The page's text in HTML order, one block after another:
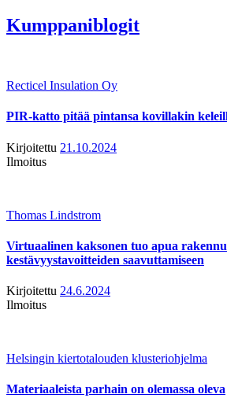
Kumppaniblogit
Recticel Insulation Oy
PIR-katto pitää pintansa kovillakin
Kirjoitettu 21.10.2024
Ilmoitus
Thomas Lindstrom
Virtuaalinen kaksonen tuo apua
kestävyystavoitteiden saavuttamiseen
Kirjoitettu 24.6.2024
Ilmoitus
Helsingin kiertotalouden klusteriohjelma
Materiaaleista parhain on olemassa oleva